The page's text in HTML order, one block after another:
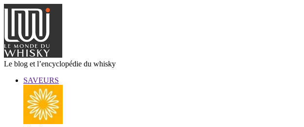
Le blog et l’encyclopédie du whisky
SAVEURS